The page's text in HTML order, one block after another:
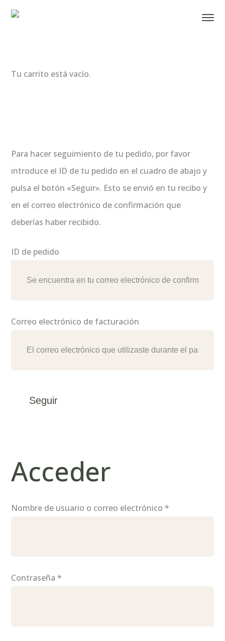
Tu carrito está vacío.
Para hacer seguimiento de tu pedido, por favor
introduce el ID de tu pedido en el cuadro de abajo y
pulsa el botón «Seguir». Esto se envió en tu recibo y
en el correo electrónico de confirmación que
deberías haber recibido.
ID de pedido
Correo electrónico de facturación
Seguir
Acceder
Nombre de usuario o correo electrónico*
Contraseña*